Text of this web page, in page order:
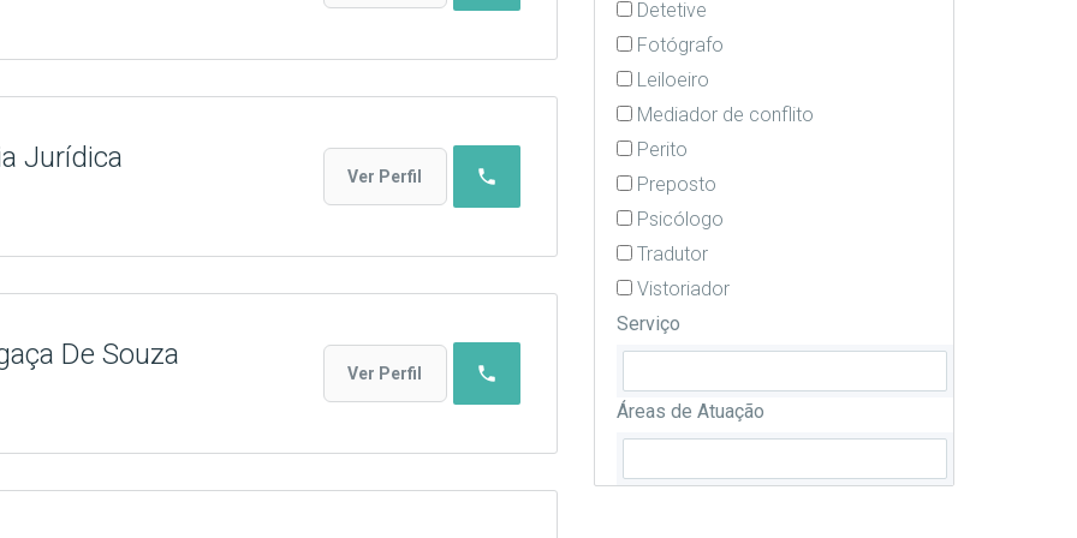
Detetive
Fotógrafo
Leiloeiro
Mediador de conflito
Perito
Preposto
Psicólogo
Tradutor
Vistoriador
Serviço
Áreas de Atuação
Jurídica
Ver Perfil phone
De Souza
Ver Perfil phone